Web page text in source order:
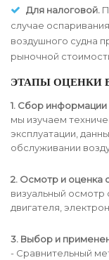
Для налоговой.
случае
воздушного судна
рыночной
ЭТАПЫ ОЦЕНКИ
1. Сбор информации
мы изучаем
эксплуатации,
обслуживании
2. Осмотр и оценка
визуальный осмотр
двигателя,
3. Выбор и
- Сравнительный